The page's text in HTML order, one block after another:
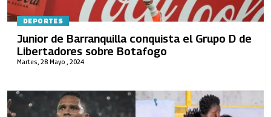
DEPORTES
Martes, 28 Mayo , 2024
Junior de Barranquilla conquista el Grupo D de
Libertadores sobre Botafogo